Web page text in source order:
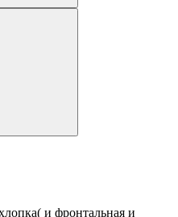
и фронтальная и